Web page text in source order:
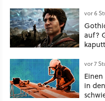
vor 6
auf?
vor 7
in